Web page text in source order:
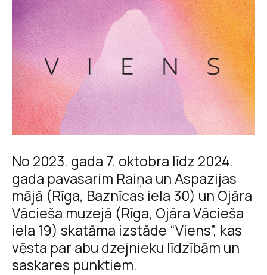
No 2023. gada 7. oktobra līdz 2024.
gada pavasarim Raiņa un Aspazijas
mājā (Rīga, Baznīcas iela 30) un Ojāra
Vācieša muzejā (Rīga, Ojāra Vācieša
iela 19) skatāma izstāde “Viens”, kas
vēsta par abu dzejnieku līdzībām un
saskares punktiem.